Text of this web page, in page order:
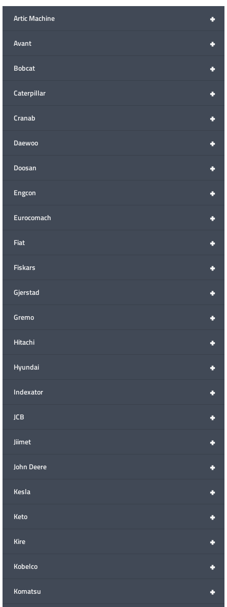
+
Artic Machine
+
Avant
+
Bobcat
+
Caterpillar
+
Cranab
+
Daewoo
+
Doosan
+
Engcon
+
Eurocomach
+
Fiat
+
Fiskars
+
Gjerstad
+
Gremo
+
Hitachi
+
Hyundai
+
Indexator
+
JCB
+
Jiimet
+
John Deere
+
Kesla
+
Keto
+
Kire
+
Kobelco
+
Komatsu